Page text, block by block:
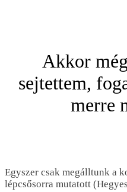
Akkor
sejtettem,
merre
Egyszer csak megálltunk a
lépcsősorra mutatott